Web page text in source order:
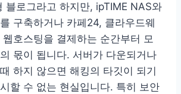
블로그라고 하지만, ipTIME NAS와
구축하거나 카페24, 클라우드웨
호스팅을 결제하는 순간부터 모
몫이 됩니다. 서버가 다운되거나
하지 않으면 해킹의 타깃이 되기
할 수 없는 현실입니다. 특히 보안